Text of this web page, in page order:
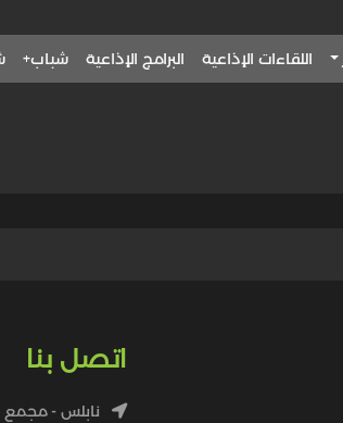
اللقاءات الإذاعية البرامج الإذاعية شباب+
اتصل بنا
نابلس - مجمع